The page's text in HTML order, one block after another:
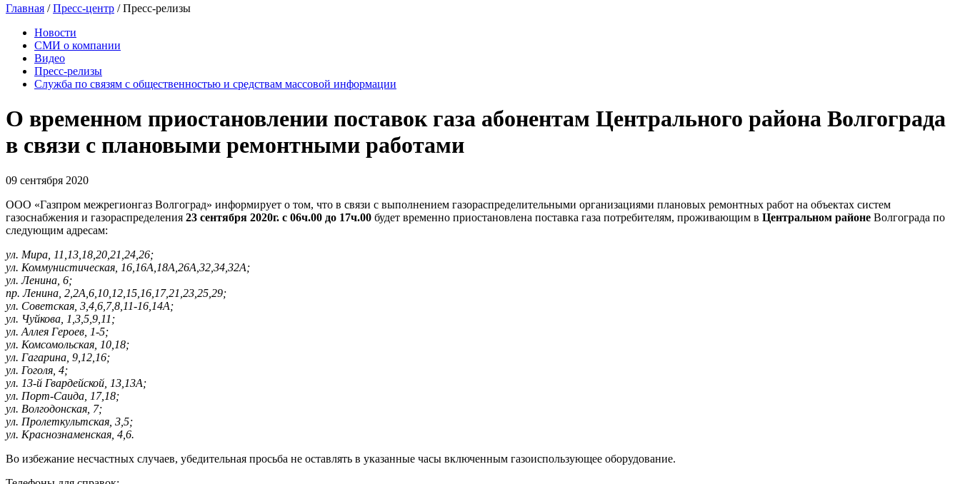
Главная /Пресс-центр / Пресс-релизы
Новости
СМИ о компании
Видео
Пресс-релизы
Служба по связям с общественностью и средствам массовой информации
О временном приостановлении поставок газа абонентам Центрального района Волгограда
в связи с плановыми ремонтными работами
09 сентября 2020
ООО «Газпром межрегионгаз Волгоград» информирует о том, что в связи с выполнением газораспределительными организациями плановых ремонтных работ на объектах систем
газоснабжения и газораспределения 23 сентября 2020г. с 06ч.00 до 17ч.00 будет временно приостановлена поставка газа потребителям, проживающим в Центральном районе Волгограда по
следующим адресам:
ул. Мира, 11,13,18,20,21,24,26;
ул. Коммунистическая, 16,16А,18А,26А,32,34,32А;
ул. Ленина, 6;
пр. Ленина, 2,2А,6,10,12,15,16,17,21,23,25,29;
ул. Советская, 3,4,6,7,8,11-16,14А;
ул. Чуйкова, 1,3,5,9,11;
ул. Аллея Героев, 1-5;
ул. Комсомольская, 10,18;
ул. Гагарина, 9,12,16;
ул. Гоголя, 4;
ул. 13-й Гвардейской, 13,13А;
ул. Порт-Саида, 17,18;
ул. Волгодонская, 7;
ул. Пролеткультская, 3,5;
ул. Краснознаменская, 4,6.
Во избежание несчастных случаев, убедительная просьба не оставлять в указанные часы включенным газоиспользующее оборудование.